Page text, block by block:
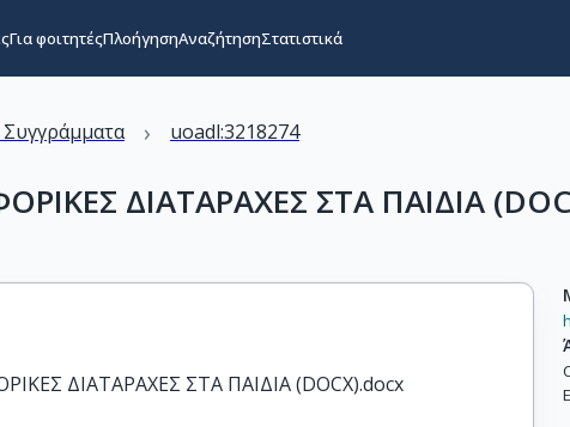
Για φοιτητέςΠλοήγησηΑναζήτησηΣτατιστικά
› uoadl:3218274
ΔΙΑΤΑΡΑΧΕΣ ΣΤΑ ΠΑΙΔΙΑ
ΔΙΑΤΑΡΑΧΕΣ ΣΤΑ ΠΑΙΔΙΑ (DOCX).docx